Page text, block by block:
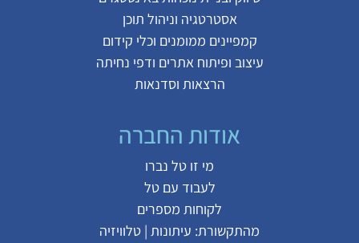
אסטרטגיה וניהול תוכן
קמפיינים ממומנים וכלי קידום
עיצוב ופיתוח אתרים ודפי נחיתה
הרצאות וסדנאות
אודות החברה
מי זו טל נברו
לעבוד עם טל
לקוחות מספרים
מהתקשורת: עיתונות | טלוויזיה